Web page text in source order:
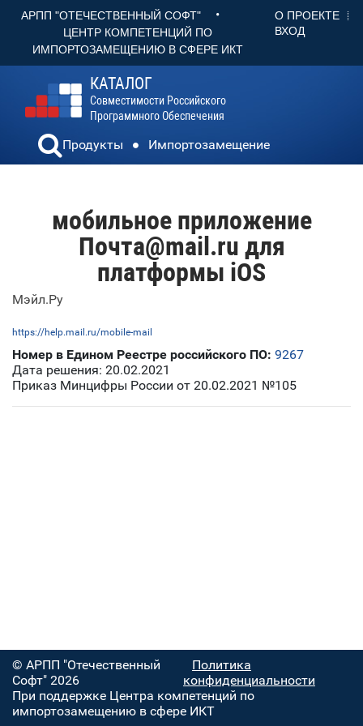
АРПП "ОТЕЧЕСТВЕННЫЙ СОФТ" •
ЦЕНТР КОМПЕТЕНЦИЙ ПО
ИМПОРТОЗАМЕЩЕНИЮ В СФЕРЕ ИКТ
О ПРОЕКТЕ
ВХОД
КАТАЛОГ
Совместимости Российского
Программного Обеспечения
Продукты Импортозамещение
мобильное приложение
Почта@mail.ru для
платформы iOS
Мэйл.Ру
https://help.mail.ru/mobile-mail
Номер в Едином Реестре российского ПО: 9267
Дата решения: 20.02.2021
Приказ Минцифры России от 20.02.2021 №105
© АРПП "Отечественный
Софт" 2026
Политика
конфиденциальности
При поддержке Центра компетенций по
импортозамещению в сфере ИКТ